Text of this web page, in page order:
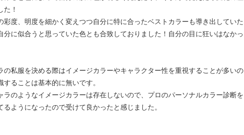
！
彩度、明度を細かく変えつつ自分に特に合ったベストカラーも導き出していた
分に似合うと思っていた色とも合致しておりました！自分の目に狂いはなかっ
の私服を決める際はイメージカラーやキャラクター性を重視することが多いの
ることは基本的に無いです。
ラのようなイメージカラーは存在しないので、プロのパーソナルカラー診断を
ようになったので受けて良かったと感じました。